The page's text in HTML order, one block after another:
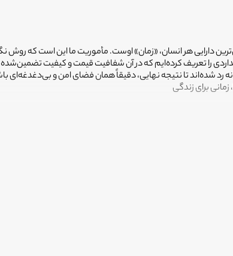
دارایی هر انسان، «زمان» اوست. مأموریت ما این است که
را تعریف کرده‌ایم که در آن شفافیت قیمت و کیفیت
رد شده‌اند تا نتیجه نهایی، دقیقاً همان فضای امن و
برای زندگی